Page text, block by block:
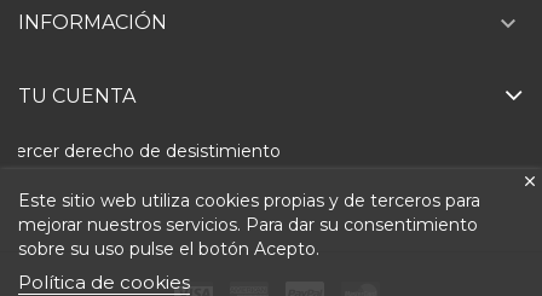
Este sitio web utiliza cookies propias y de terceros para
mejorar nuestros servicios. Para dar su consentimiento
sobre su uso pulse el botón Acepto.
Política de cookies
INFORMACIÓN 
TU CUENTA
Ejercer derecho de desistimiento